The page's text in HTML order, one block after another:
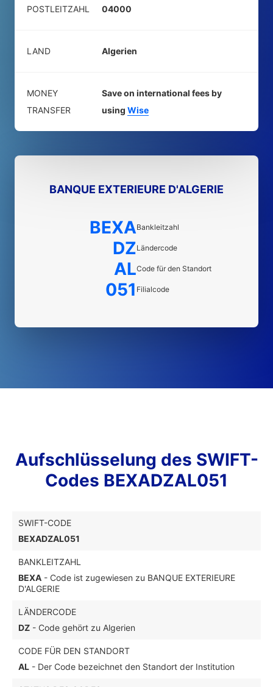
POSTLEITZAHL 04000
LAND Algerien
MONEY
TRANSFER
Save on international fees by
using Wise
BANQUE EXTERIEURE D'ALGERIE
BEXABankleitzahl
DZLändercode
ALCode für den Standort
051 Filialcode
Aufschlüsselung des SWIFT-
Codes BEXADZAL051
SWIFT-CODE
BEXADZAL051
BANKLEITZAHL
BEXA - Code ist zugewiesen zu BANQUE EXTERIEURE
D'ALGERIE
LÄNDERCODE
DZ - Code gehört zu Algerien
CODE FÜR DEN STANDORT
AL - Der Code bezeichnet den Standort der Institution